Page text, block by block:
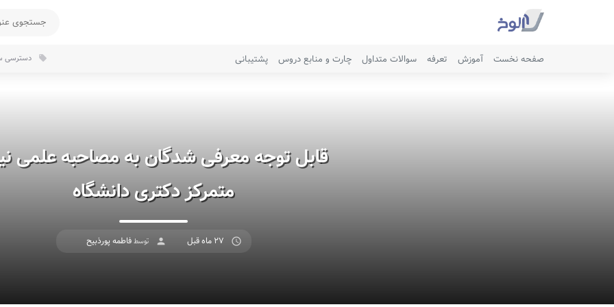
صفحه نخست آموزش تعرفه سوالات متداول چارت و منابع دروس پشتیبانی local_offer دسترسی
قابل توجه معرفی شدگان به مصاحبه علمی
متمرکز دکتری دانشگاه
access_time ۲۷ ماه قبل person توسط فاطمه پورذبیح